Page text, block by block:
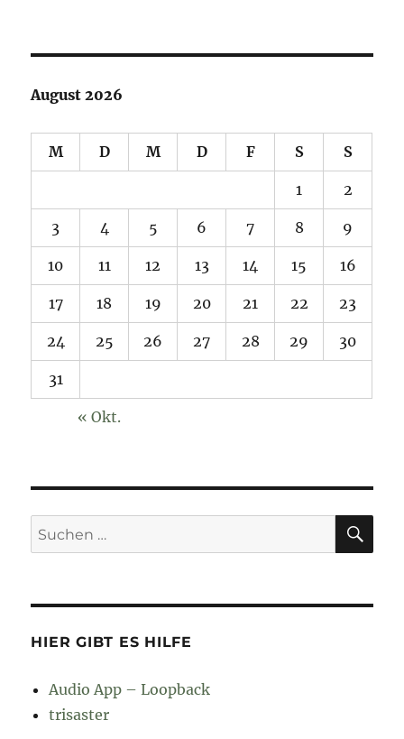
August 2026
M D M D F S S
1 2
3 4 5 6 7 8 9
10 11 12 13 14 15 16
17 18 19 20 21 22 23
24 25 26 27 28 29 30
31
« Okt.
Suchen
nach:
HIER GIBT ES HILFE
Audio App – Loopback
trisaster